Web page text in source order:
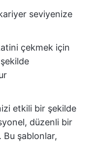
seviyenize
çekmek için
etkili bir şekilde
düzenli bir
Bu şablonlar,